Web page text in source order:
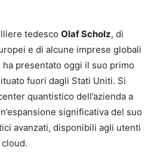
tedesco Olaf Scholz, di
e di alcune imprese globali
ha presentato oggi il suo primo
fuori dagli Stati Uniti. Si
quantistico dell’azienda a
significativa del suo
avanzati, disponibili agli utenti